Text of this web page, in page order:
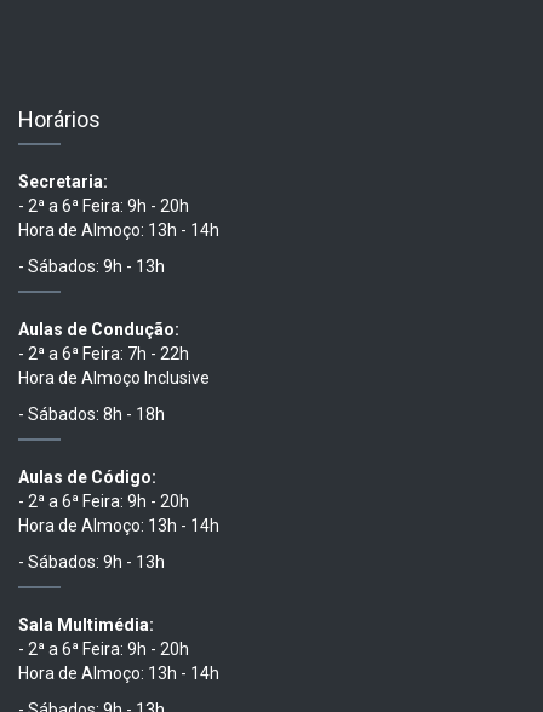
Horários
Secretaria:
- 2ª a 6ª Feira: 9h - 20h
Hora de Almoço: 13h - 14h
- Sábados: 9h - 13h
Aulas de Condução:
- 2ª a 6ª Feira: 7h - 22h
Hora de Almoço Inclusive
- Sábados: 8h - 18h
Aulas de Código:
- 2ª a 6ª Feira: 9h - 20h
Hora de Almoço: 13h - 14h
- Sábados: 9h - 13h
Sala Multimédia:
- 2ª a 6ª Feira: 9h - 20h
Hora de Almoço: 13h - 14h